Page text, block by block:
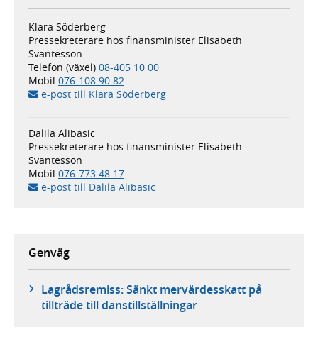
Klara Söderberg
Pressekreterare hos finansminister Elisabeth
Svantesson
Telefon (växel) 08-405 10 00
Mobil 076-108 90 82
e-post till Klara Söderberg
Dalila Alibasic
Pressekreterare hos finansminister Elisabeth
Svantesson
Mobil 076-773 48 17
e-post till Dalila Alibasic
Genväg
Lagrådsremiss: Sänkt mervärdesskatt på
tillträde till danstillställningar